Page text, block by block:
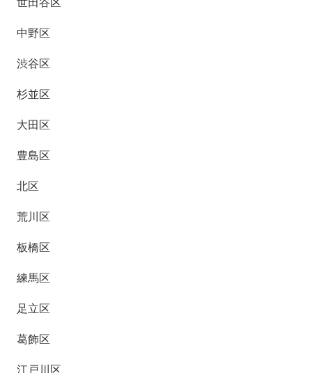
中野区
渋谷区
杉並区
大田区
豊島区
北区
荒川区
板橋区
練馬区
足立区
葛飾区
江戸川区